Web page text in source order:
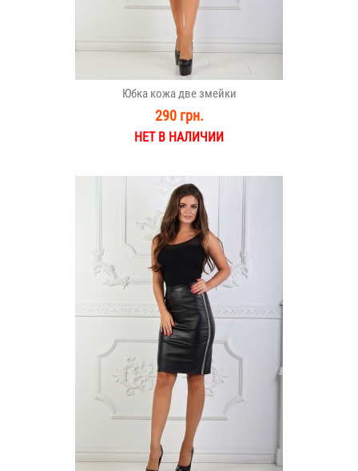
Юбка кожа две змейки
290 грн.
НЕТ В НАЛИЧИИ